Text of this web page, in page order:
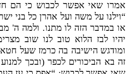
אמרו שאי אפשר לכבוש כי הם
“וילנו על משה ועל אהרן כל בני
או במדבר הזה לו מתנו. ולמה ה'
יהיו לבז הלוא טוב לנו שוב
ומודגשהישיבה בה כרמז שעל חטא
זה בא הביכורים לכפר(ובכך